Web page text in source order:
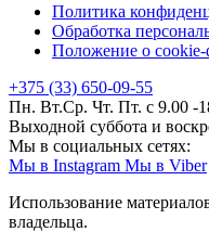
Политика
Обработка
Положение о cookie-
+375 (33) 650-09-55
Пн. Вт.Ср. Чт. Пт. с 9.00 -
Выходной суббота и
Мы в социальных сетях:
Мы в Instagram Мы в Viber
Использование
владельца.